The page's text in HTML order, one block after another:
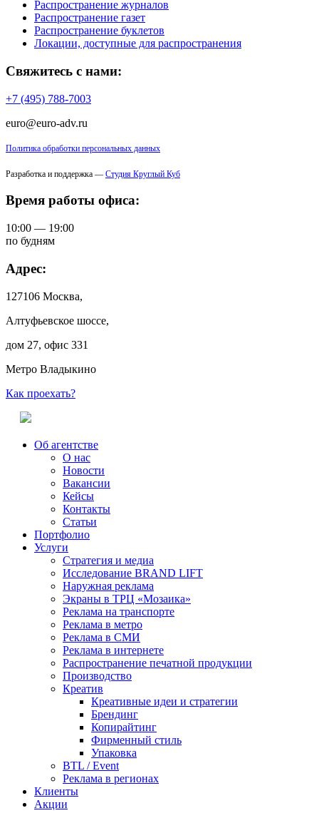
Распространение журналов
Распространение газет
Распространение буклетов
Локации, доступные для распространения
Свяжитесь с нами:
+7 (495) 788-7003
euro@euro-adv.ru
Политика обработки персональных данных
Разработка и поддержка — Студия Круглый Куб
Время работы офиса:
10:00 — 19:00
по будням
Адрес:
127106 Москва,
Алтуфьевское шоссе,
дом 27, офис 331
Метро Владыкино
Как проехать?
Об агентстве
О нас
Новости
Вакансии
Кейсы
Контакты
Статьи
Портфолио
Услуги
Стратегия и медиа
Исследование BRAND LIFT
Наружная реклама
Экраны в ТРЦ «Мозаика»
Реклама на транспорте
Реклама в метро
Реклама в СМИ
Реклама в интернете
Распространение печатной продукции
Производство
Креатив
Креативные идеи и стратегии
Брендинг
Копирайтинг
Фирменный стиль
Упаковка
BTL / Event
Реклама в регионах
Клиенты
Акции